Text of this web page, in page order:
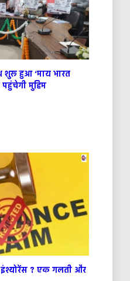
शुरू हुआ ‘माय भारत
मुहिम
इंश्योरेंस ? एक गलती और